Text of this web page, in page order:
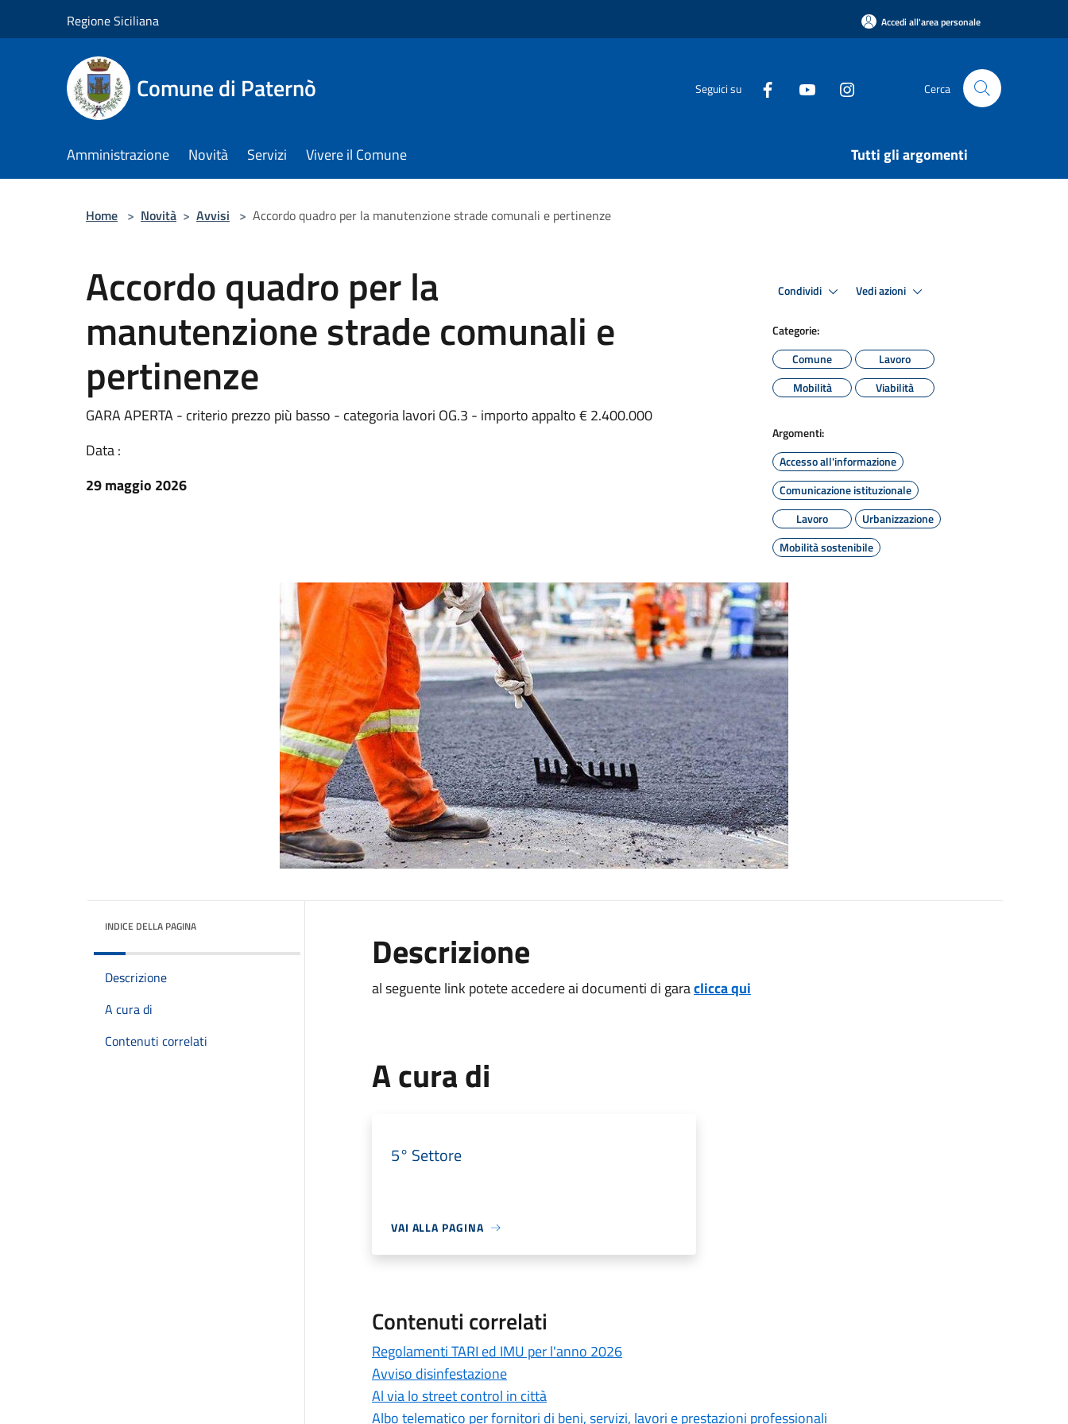
Regione Siciliana Accedi all'area personale
Comune di Paternò Seguici su Cerca
Amministrazione Novità Servizi Vivere il Comune Tutti gli argomenti
Home > Novità > Avvisi > Accordo quadro per la manutenzione strade comunali e pertinenze
Accordo quadro per la
manutenzione strade comunali e
pertinenze
GARA APERTA - criterio prezzo più basso - categoria lavori OG.3 - importo appalto € 2.400.000
Data :
29 maggio 2026
Condividi Vedi azioni
Categorie:
Comune
Lavoro
Mobilità
Viabilità
Argomenti:
Accesso all'informazione
Comunicazione istituzionale
Lavoro
Urbanizzazione
Mobilità sostenibile
INDICE DELLA PAGINA
Descrizione
A cura di
Contenuti correlati
Descrizione
al seguente link potete accedere ai documenti di garaclicca qui
A cura di
5° Settore
VAI ALLA PAGINA
Contenuti correlati
Regolamenti TARI ed IMU per l'anno 2026
Avviso disinfestazione
Al via lo street control in città
Albo telematico per fornitori di beni, servizi, lavori e prestazioni professionali